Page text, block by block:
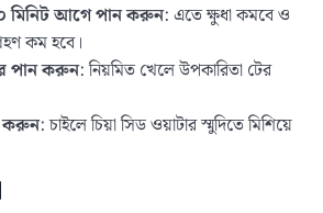
মিনিট আগে পান করুন: এতে ক্ষুধা কমবে ও
কম হবে।
পান করুন: নিয়মিত খেলে উপকারিতা টের
করুন: চাইলে চিয়া সিড ওয়াটার স্মুদিতে মিশিয়ে